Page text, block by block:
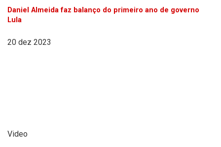
Daniel Almeida faz balanço do primeiro ano de governo
Lula
20 dez 2023
Video